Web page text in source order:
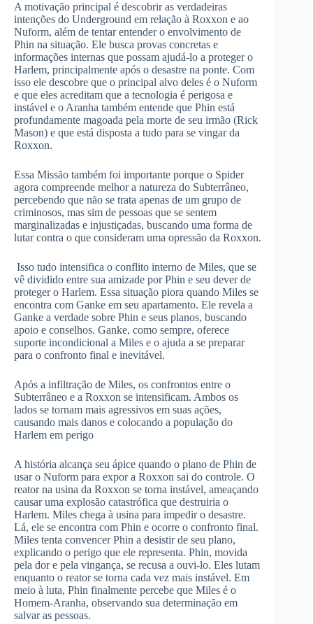
A motivação principal é descobrir as verdadeiras
intenções do Underground em relação à Roxxon e ao
Nuform, além de tentar entender o envolvimento de
Phin na situação. Ele busca provas concretas e
informações internas que possam ajudá-lo a proteger o
Harlem, principalmente após o desastre na ponte. Com
isso ele descobre que o principal alvo deles é o Nuform
e que eles acreditam que a tecnologia é perigosa e
instável e o Aranha também entende que Phin está
profundamente magoada pela morte de seu irmão (Rick
Mason) e que está disposta a tudo para se vingar da
Roxxon.
Essa Missão também foi importante porque o Spider
agora compreende melhor a natureza do Subterrâneo,
percebendo que não se trata apenas de um grupo de
criminosos, mas sim de pessoas que se sentem
marginalizadas e injustiçadas, buscando uma forma de
lutar contra o que consideram uma opressão da Roxxon.
Isso tudo intensifica o conflito interno de Miles, que se
vê dividido entre sua amizade por Phin e seu dever de
proteger o Harlem. Essa situação piora quando Miles se
encontra com Ganke em seu apartamento. Ele revela a
Ganke a verdade sobre Phin e seus planos, buscando
apoio e conselhos. Ganke, como sempre, oferece
suporte incondicional a Miles e o ajuda a se preparar
para o confronto final e inevitável.
Após a infiltração de Miles, os confrontos entre o
Subterrâneo e a Roxxon se intensificam. Ambos os
lados se tornam mais agressivos em suas ações,
causando mais danos e colocando a população do
Harlem em perigo
A história alcança seu ápice quando o plano de Phin de
usar o Nuform para expor a Roxxon sai do controle. O
reator na usina da Roxxon se torna instável, ameaçando
causar uma explosão catastrófica que destruiria o
Harlem. Miles chega à usina para impedir o desastre.
Lá, ele se encontra com Phin e ocorre o confronto final.
Miles tenta convencer Phin a desistir de seu plano,
explicando o perigo que ele representa. Phin, movida
pela dor e pela vingança, se recusa a ouvi-lo. Eles lutam
enquanto o reator se torna cada vez mais instável. Em
meio à luta, Phin finalmente percebe que Miles é o
Homem-Aranha, observando sua determinação em
salvar as pessoas.